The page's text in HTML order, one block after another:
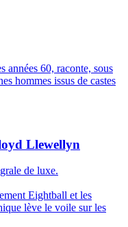
années 60, raconte, sous
hommes issus de castes
Llewellyn
de luxe.
Eightball et les
lève le voile sur les